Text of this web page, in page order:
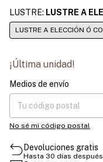
LUSTRE: LUSTRE A
LUSTRE A ELECCIÓN Ó
¡Última unidad!
Entregas para el CP:
Medios de envío
No sé mi código postal
Devoluciones gratis
Hasta 30 días